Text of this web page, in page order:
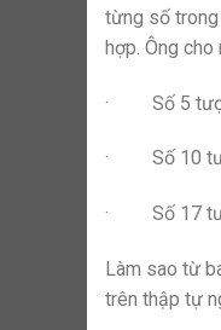
từng số trong
hợp. Ông cho
· Số 5
· Số 10
· Số 17
Làm sao từ
trên thập tự